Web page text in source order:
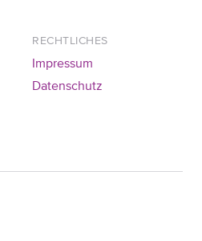
RECHTLICHES
Impressum
Datenschutz